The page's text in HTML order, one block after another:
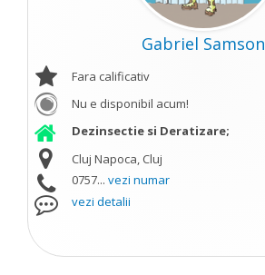
Gabriel Samson
Fara calificativ
Nu e disponibil acum!
Dezinsectie si Deratizare;
Cluj Napoca, Cluj
0757... vezi numar
vezi detalii